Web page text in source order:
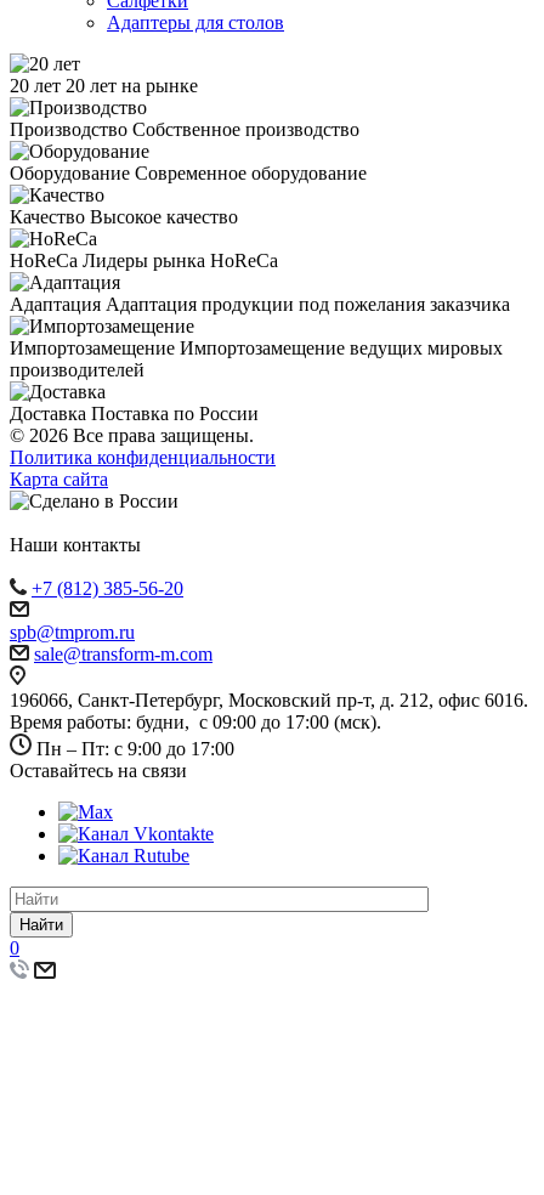
Адаптеры для столов
20 лет 20 лет на рынке
Производство Собственное производство
Оборудование Современное оборудование
Качество Высокое качество
HoReCa Лидеры рынка HoReCa
Адаптация Адаптация продукции под пожелания заказчика
Импортозамещение Импортозамещение ведущих мировых
производителей
Доставка Поставка по России
© 2026 Все права защищены.
Политика конфиденциальности
Карта сайта
Наши контакты
+7 (812) 385-56-20
spb@tmprom.ru
sale@transform-m.com
196066, Санкт-Петербург, Московский пр-т, д. 212, офис 6016.
Время работы: будни, с 09:00 до 17:00 (мск).
Пн – Пт: с 9:00 до 17:00
Оставайтесь на связи
Найти
0